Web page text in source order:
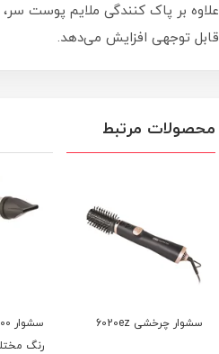
علاوه بر پاک کنندگی ملایم پوست
قابل توجهی افزایش می‌دهد.
محصولات مرتبط
سشوار چرخشی 6020ez
رنگ مختلف